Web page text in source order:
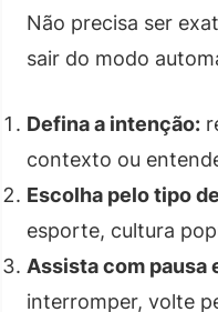
Não precisa ser
sair do modo
Defina a intenção:
contexto ou
Escolha pelo tipo
esporte, cultura
Assista com pausa
interromper, volte